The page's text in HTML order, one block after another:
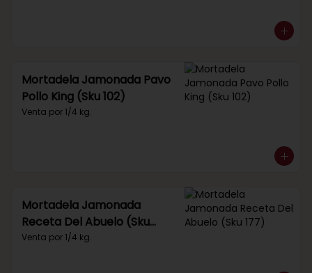
Mortadela Jamonada Pavo
Pollo King (Sku 102)
Venta por 1/4 kg.
Mortadela Jamonada
Receta Del Abuelo (Sku
177)
Venta por 1/4 kg.